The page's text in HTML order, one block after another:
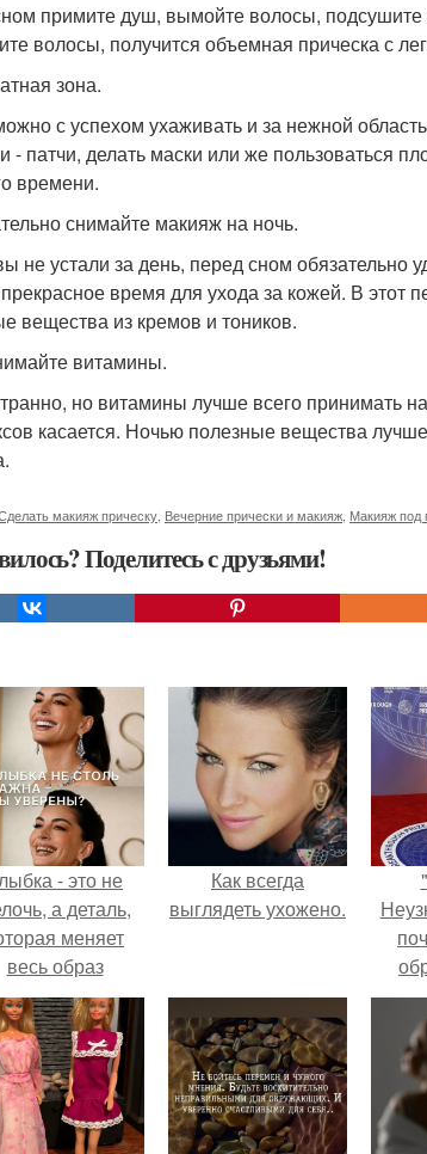
примите душ, вымойте волосы, подсушите
волосы, получится объемная прическа с
зона.
с успехом ухаживать и за нежной
- патчи, делать маски или же пользоваться
времени.
снимайте макияж на ночь.
не устали за день, перед сном
время для ухода за кожей. В этот
вещества из кремов и тоников.
витамины.
но витамины лучше всего принимать
касается. Ночью полезные вещества
макияж прическу Вечерние прически и макияж Макияж под
Поделитесь с друзьями!
- это не
а деталь,
меняет
весь образ
человека.
Как всегда
выглядеть ухожено.